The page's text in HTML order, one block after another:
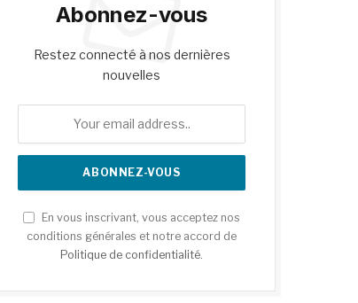
Abonnez-vous
Restez connecté à nos dernières
nouvelles
En vous inscrivant, vous acceptez nos
conditions générales et notre accord de
Politique de confidentialité